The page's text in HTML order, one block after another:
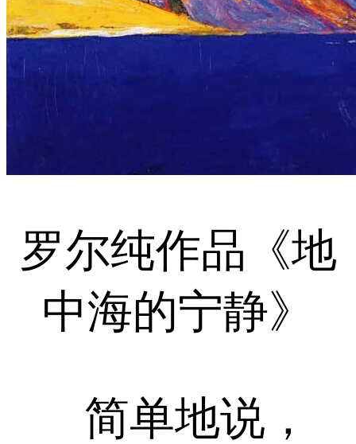
罗尔纯作品《地
中海的宁静》
简单地说，